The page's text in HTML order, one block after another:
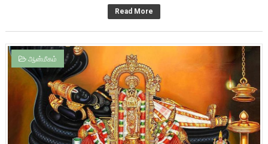
Read More
ஆன்மீகம்